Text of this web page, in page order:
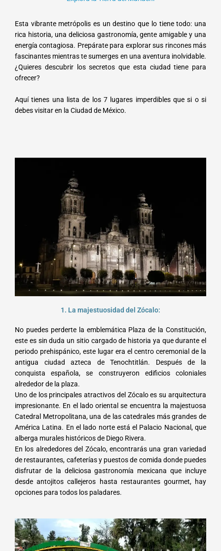
Esta vibrante metrópolis es un destino que lo tiene todo: una
rica historia, una deliciosa gastronomía, gente amigable y una
energía contagiosa. Prepárate para explorar sus rincones más
fascinantes mientras te sumerges en una aventura inolvidable.
¿Quieres descubrir los secretos que esta ciudad tiene para
ofrecer?
Aquí tienes una lista de los 7 lugares imperdibles que si o si
debes visitar en la Ciudad de México.
1. La majestuosidad del Zócalo:
No puedes perderte la emblemática Plaza de la Constitución,
este es sin duda un sitio cargado de historia ya que durante el
periodo prehispánico, este lugar era el centro ceremonial de la
antigua ciudad azteca de Tenochtitlán. Después de la
conquista española, se construyeron edificios coloniales
alrededor de la plaza.
Uno de los principales atractivos del Zócalo es su arquitectura
impresionante. En el lado oriental se encuentra la majestuosa
Catedral Metropolitana, una de las catedrales más grandes de
América Latina. En el lado norte está el Palacio Nacional, que
alberga murales históricos de Diego Rivera.
En los alrededores del Zócalo, encontrarás una gran variedad
de restaurantes, cafeterías y puestos de comida donde puedes
disfrutar de la deliciosa gastronomía mexicana que incluye
desde antojitos callejeros hasta restaurantes gourmet, hay
opciones para todos los paladares.